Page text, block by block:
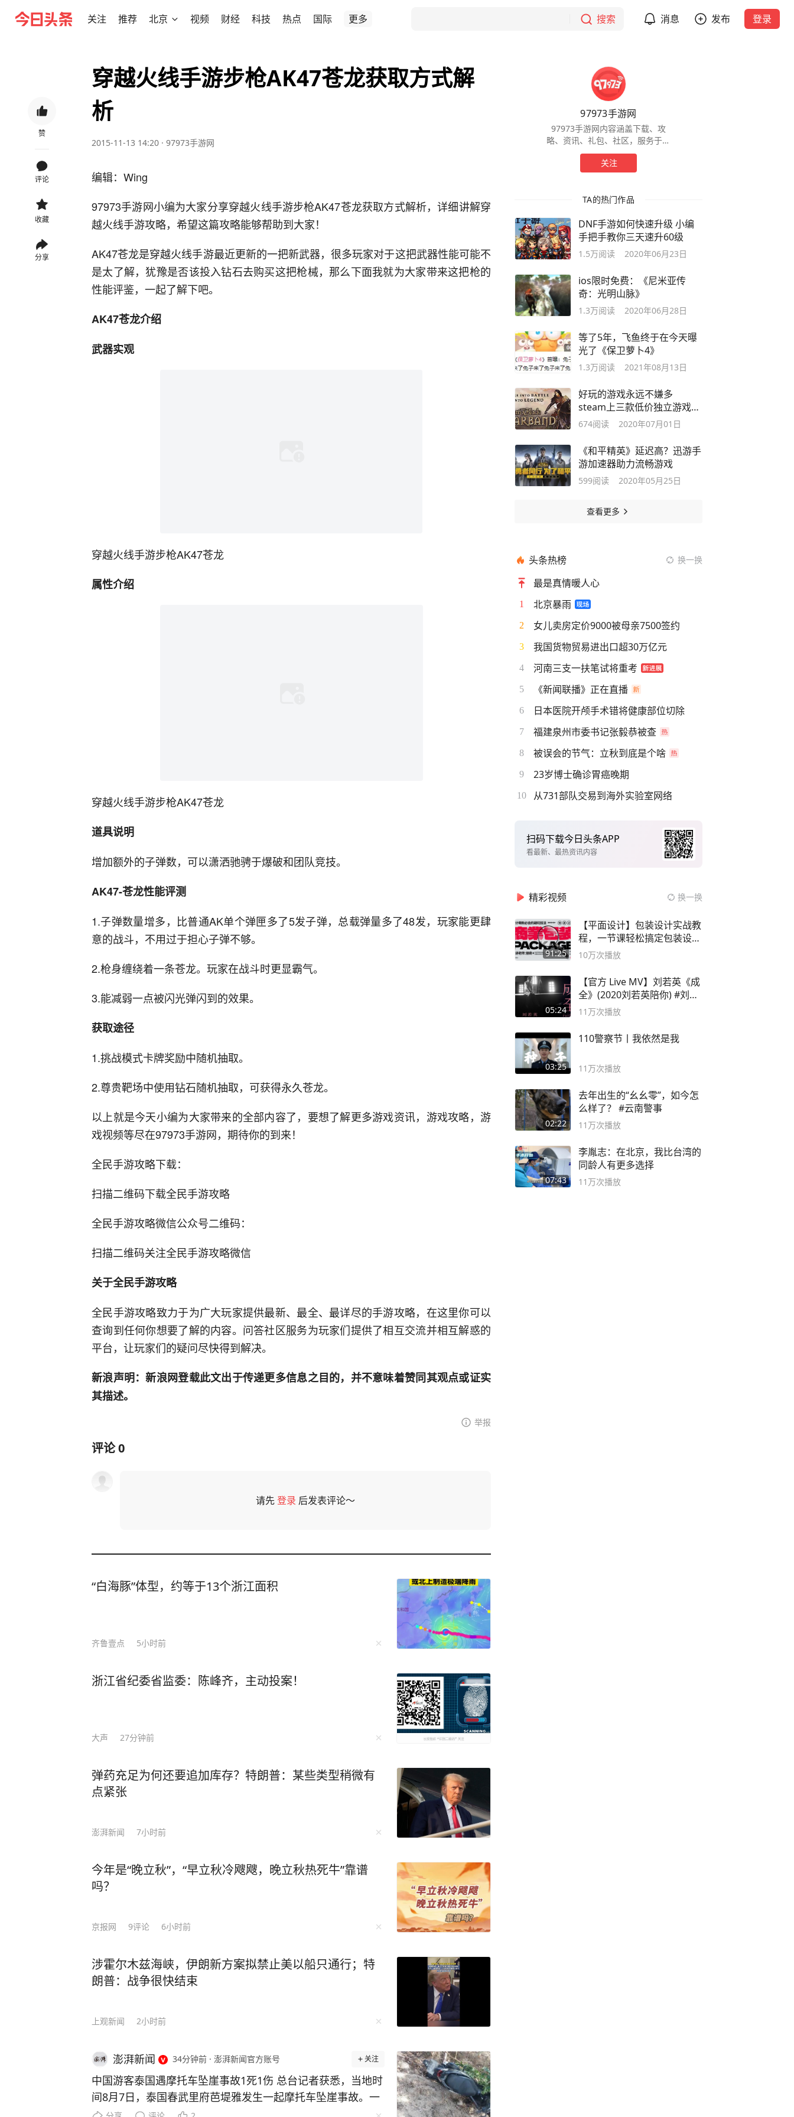
关注 推荐 北京 视频 财经 科技 热点 国际 更多 搜索 消息 发布 登录
赞
评论
收藏
分享
穿越火线手游步枪AK47苍龙获取方式解
析
2015-11-13 14:20 · 97973手游网
编辑：Wing
97973手游网小编为大家分享穿越火线手游步枪AK47苍龙获取方式解析，详细讲解穿
越火线手游攻略，希望这篇攻略能够帮助到大家！
AK47苍龙是穿越火线手游最近更新的一把新武器，很多玩家对于这把武器性能可能不
是太了解，犹豫是否该投入钻石去购买这把枪械，那么下面我就为大家带来这把枪的
性能评鉴，一起了解下吧。
AK47苍龙介绍
武器实观
穿越火线手游步枪AK47苍龙
属性介绍
穿越火线手游步枪AK47苍龙
道具说明
增加额外的子弹数，可以潇洒驰骋于爆破和团队竞技。
AK47-苍龙性能评测
1.子弹数量增多，比普通AK单个弹匣多了5发子弹，总载弹量多了48发，玩家能更肆
意的战斗，不用过于担心子弹不够。
2.枪身缠绕着一条苍龙。玩家在战斗时更显霸气。
3.能减弱一点被闪光弹闪到的效果。
获取途径
1.挑战模式卡牌奖励中随机抽取。
2.尊贵靶场中使用钻石随机抽取，可获得永久苍龙。
以上就是今天小编为大家带来的全部内容了，要想了解更多游戏资讯，游戏攻略，游
戏视频等尽在97973手游网，期待你的到来！
全民手游攻略下载：
扫描二维码下载全民手游攻略
全民手游攻略微信公众号二维码：
扫描二维码关注全民手游攻略微信
关于全民手游攻略
全民手游攻略致力于为广大玩家提供最新、最全、最详尽的手游攻略，在这里你可以
查询到任何你想要了解的内容。问答社区服务为玩家们提供了相互交流并相互解惑的
平台，让玩家们的疑问尽快得到解决。
新浪声明：新浪网登载此文出于传递更多信息之目的，并不意味着赞同其观点或证实
其描述。
举报
评论0
请先登录 后发表评论～
“白海豚”体型，约等于13个浙江面积
齐鲁壹点 5小时前
浙江省纪委省监委：陈峰齐，主动投案！
大声 27分钟前
弹药充足为何还要追加库存？特朗普：某些类型稍微有
点紧张
澎湃新闻 7小时前
今年是“晚立秋”，“早立秋冷飕飕，晚立秋热死牛”靠谱
吗？
京报网 9评论 6小时前
涉霍尔木兹海峡，伊朗新方案拟禁止美以船只通行；特
朗普：战争很快结束
上观新闻 2小时前
澎湃新闻 34分钟前 · 澎湃新闻官方账号 关注
中国游客泰国遇摩托车坠崖事故1死1伤 总台记者获悉，当地时
间8月7日，泰国春武里府芭堤雅发生一起摩托车坠崖事故。一
名中国籍男游客在事故中当场死亡，其女儿受伤并被送往医院
97973手游网
97973手游网内容涵盖下载、攻
略、资讯、礼包、社区，服务于全
球手游玩家，为玩家提供一站式服
务。
关注
TA的热门作品
DNF手游如何快速升级 小编
手把手教你三天速升60级
1.5万阅读 2020年06月23日
ios限时免费：《尼米亚传
奇：光明山脉》
1.3万阅读 2020年06月28日
等了5年，飞鱼终于在今天曝
光了《保卫萝卜4》
1.3万阅读 2021年08月13日
好玩的游戏永远不嫌多
steam上三款低价独立游戏推
荐
674阅读 2020年07月01日
《和平精英》延迟高？迅游手
游加速器助力流畅游戏
599阅读 2020年05月25日
查看更多
头条热榜 换一换
最是真情暖人心
1 北京暴雨
2 女儿卖房定价9000被母亲7500签约
3 我国货物贸易进出口超30万亿元
4 河南三支一扶笔试将重考
5 《新闻联播》正在直播
6 日本医院开颅手术错将健康部位切除
7 福建泉州市委书记张毅恭被查
8 被误会的节气：立秋到底是个啥
9 23岁博士确诊胃癌晚期
10 从731部队交易到海外实验室网络
扫码下载今日头条APP
看最新、最热资讯内容
精彩视频 换一换
91:25
【平面设计】包装设计实战教
程，一节课轻松搞定包装设计
流程！
10万次播放
05:24
【官方 Live MV】刘若英《成
全》(2020刘若英陪你) #刘若
英 #成全
11万次播放
03:25
110警察节丨我依然是我
11万次播放
02:22
去年出生的“幺幺零”，如今怎
么样了？ #云南警事
11万次播放
07:43
李胤志：在北京，我比台湾的
同龄人有更多选择
11万次播放